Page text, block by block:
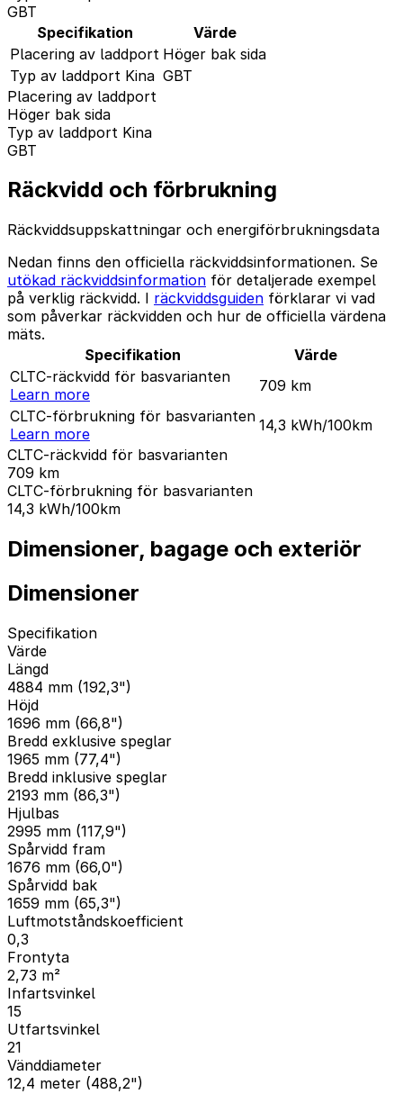
GBT
Specifikation
Värde
Placering av laddport Höger bak sida
Typ av laddport Kina GBT
Placering av laddport
Höger bak sida
Typ av laddport Kina
GBT
Räckvidd och förbrukning
Räckviddsuppskattningar och energiförbrukningsdata
Nedan finns den officiella räckviddsinformationen. Se
utökad räckviddsinformation för detaljerade exempel
på verklig räckvidd. I räckviddsguiden förklarar vi vad
som påverkar räckvidden och hur de officiella värdena
mäts.
Specifikation
Värde
CLTC-räckvidd för basvarianten
Learn more
709 km
CLTC-förbrukning för basvarianten
Learn more
14,3 kWh/100km
CLTC-räckvidd för basvarianten
709 km
CLTC-förbrukning för basvarianten
14,3 kWh/100km
Dimensioner, bagage och exteriör
Dimensioner
Specifikation
Värde
Längd
4884 mm (192,3")
Höjd
1696 mm (66,8")
Bredd exklusive speglar
1965 mm (77,4")
Bredd inklusive speglar
2193 mm (86,3")
Hjulbas
2995 mm (117,9")
Spårvidd fram
1676 mm (66,0")
Spårvidd bak
1659 mm (65,3")
Luftmotståndskoefficient
0,3
Frontyta
2,73 m²
Infartsvinkel
15
Utfartsvinkel
21
Vänddiameter
12,4 meter (488,2")